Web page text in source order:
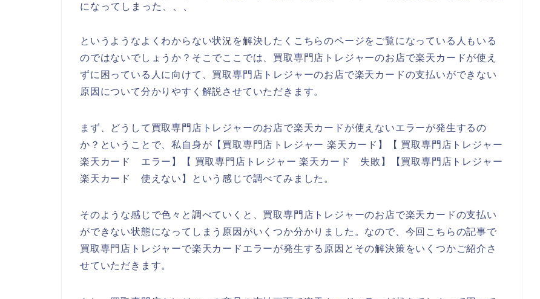
になってしまった、、、
というようなよくわからない状況を解決したくこちらのページをご覧になっている人もいる
のではないでしょうか？そこでここでは、買取専門店トレジャーのお店で楽天カードが使え
ずに困っている人に向けて、買取専門店トレジャーのお店で楽天カードの支払いができない
原因について分かりやすく解説させていただきます。
まず、どうして買取専門店トレジャーのお店で楽天カードが使えないエラーが発生するの
か？ということで、私自身が【買取専門店トレジャー 楽天カード】【 買取専門店トレジャー
楽天カード エラー】【 買取専門店トレジャー 楽天カード 失敗】【買取専門店トレジャー
楽天カード 使えない】という感じで調べてみました。
そのような感じで色々と調べていくと、買取専門店トレジャーのお店で楽天カードの支払い
ができない状態になってしまう原因がいくつか分かりました。なので、今回こちらの記事で
買取専門店トレジャーで楽天カードエラーが発生する原因とその解決策をいくつかご紹介さ
せていただきます。